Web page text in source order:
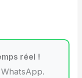
réel !